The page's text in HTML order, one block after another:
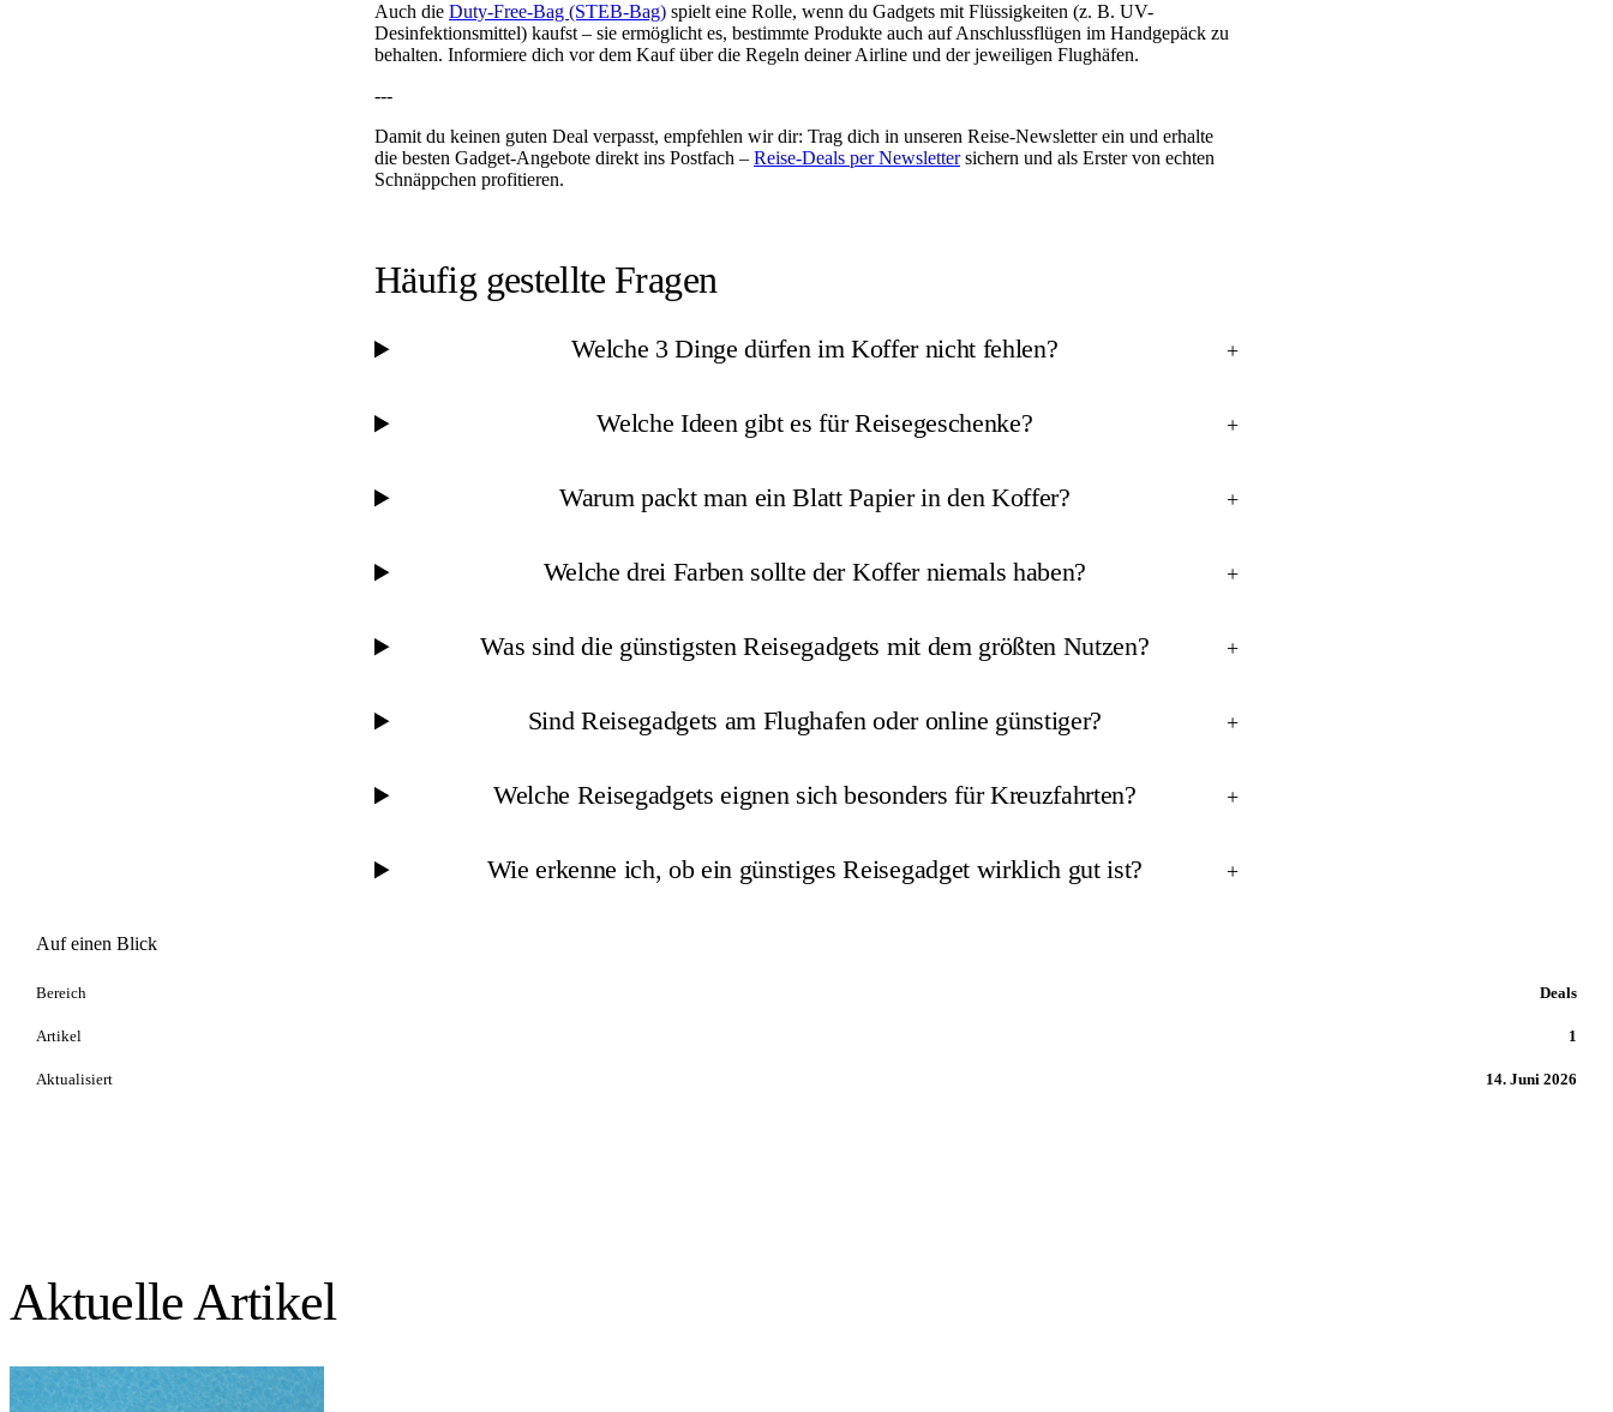
Auch die Duty-Free-Bag (STEB-Bag) spielt eine Rolle, wenn du Gadgets mit Flüssigkeiten (z. B. UV-
Desinfektionsmittel) kaufst – sie ermöglicht es, bestimmte Produkte auch auf Anschlussflügen im Handgepäck zu
behalten. Informiere dich vor dem Kauf über die Regeln deiner Airline und der jeweiligen Flughäfen.
---
Damit du keinen guten Deal verpasst, empfehlen wir dir: Trag dich in unseren Reise-Newsletter ein und erhalte
die besten Gadget-Angebote direkt ins Postfach – Reise-Deals per Newslettersichern und als Erster von echten
Schnäppchen profitieren.
Häufig gestellte Fragen
Welche 3 Dinge dürfen im Koffer nicht fehlen? +
Welche Ideen gibt es für Reisegeschenke? +
Warum packt man ein Blatt Papier in den Koffer? +
Welche drei Farben sollte der Koffer niemals haben? +
Was sind die günstigsten Reisegadgets mit dem größten Nutzen? +
Sind Reisegadgets am Flughafen oder online günstiger? +
Welche Reisegadgets eignen sich besonders für Kreuzfahrten? +
Wie erkenne ich, ob ein günstiges Reisegadget wirklich gut ist? +
Auf einen Blick
Bereich Deals
Artikel 1
Aktualisiert 14. Juni 2026
Aktuelle Artikel